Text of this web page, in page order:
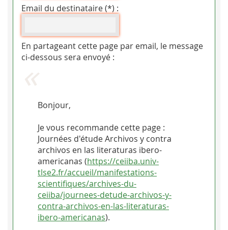
Email du destinataire (*) :
En partageant cette page par email, le message
ci-dessous sera envoyé :
Bonjour,
Je vous recommande cette page :
Journées d'étude Archivos y contra
archivos en las literaturas ibero-
americanas (https://ceiiba.univ-
tlse2.fr/accueil/manifestations-
scientifiques/archives-du-
ceiiba/journees-detude-archivos-y-
contra-archivos-en-las-literaturas-
ibero-americanas).